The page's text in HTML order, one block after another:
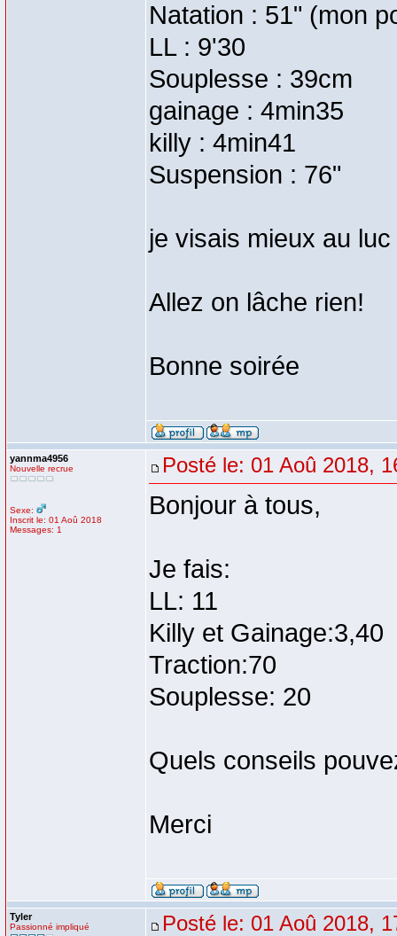
Natation : 51" (mon
LL : 9'30
Souplesse : 39cm
gainage : 4min35
killy : 4min41
Suspension : 76"
je visais mieux au
Allez on lâche rien!
Bonne soirée
yannma4956
Nouvelle recrue
Sexe:
Inscrit le: 01 Aoû 2018
Messages: 1
Posté le: 01 Aoû 2018,
Bonjour à tous,
Je fais:
LL: 11
Killy et Gainage:3,40
Traction:70
Souplesse: 20
Quels conseils
Merci
Tyler
Passionné impliqué Posté le: 01 Aoû 2018,